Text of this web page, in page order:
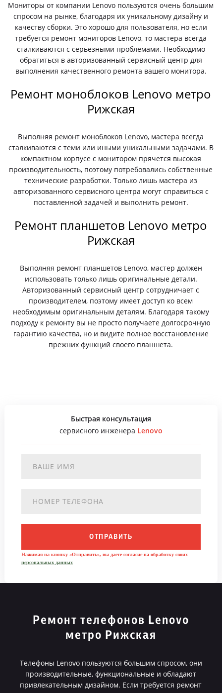
Мониторы от компании Lenovo пользуются очень большим
спросом на рынке, благодаря их уникальному дизайну и
качеству сборки. Это хорошо для пользователя, но если
требуется ремонт мониторов Lenovo, то мастера всегда
сталкиваются с серьезными проблемами. Необходимо
обратиться в авторизованный сервисный центр для
выполнения качественного ремонта вашего монитора.
Ремонт моноблоков Lenovo метро
Рижская
Выполняя ремонт моноблоков Lenovo, мастера всегда
сталкиваются с теми или иными уникальными задачами. В
компактном корпусе с монитором прячется высокая
производительность, поэтому потребовались собственные
технические разработки. Только лишь мастера из
авторизованного сервисного центра могут справиться с
поставленной задачей и выполнить ремонт.
Ремонт планшетов Lenovo метро
Рижская
Выполняя ремонт планшетов Lenovo, мастер должен
использовать только лишь оригинальные детали.
Авторизованный сервисный центр сотрудничает с
производителем, поэтому имеет доступ ко всем
необходимым оригинальным деталям. Благодаря такому
подходу к ремонту вы не просто получаете долгосрочную
гарантию качества, но и видите полное восстановление
прежних функций своего планшета.
Быстрая консультация
сервисного инженера Lenovo
ОТПРАВИТЬ
Нажимая на кнопку «Отправить», вы даете согласие на обработку своих
персональных данных
Ремонт телефонов Lenovo
метро Рижская
Телефоны Lenovo пользуются большим спросом, они
производительные, функциональные и обладают
привлекательным дизайном. Если требуется ремонт